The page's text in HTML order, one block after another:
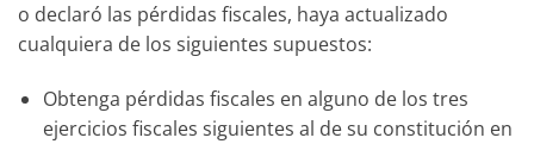
o declaró las pérdidas fiscales, haya actualizado
cualquiera de los siguientes supuestos:
Obtenga pérdidas fiscales en alguno de los tres
ejercicios fiscales siguientes al de su constitución en